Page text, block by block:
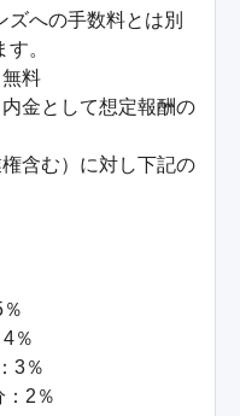
への手数料とは別
。
料
金として想定報酬の
含む）に対し下記の
％
3％
2％